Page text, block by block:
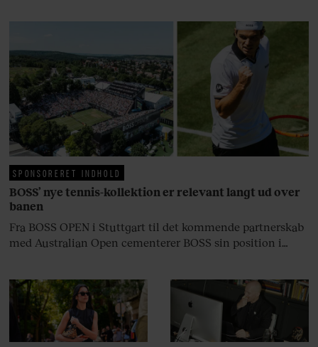
blevet voksen. Her indtager
fortællerens plads i et portræt om
arv, angst, familieliv, frygten for
at miste stemmen og den
livsglæde, han nægter at give slip
på.
SPONSORERET INDHOLD
BOSS’ nye tennis-kollektion er relevant langt ud over
banen
Fra BOSS OPEN i Stuttgart til det kommende partnerskab
med Australian Open cementerer BOSS sin position i